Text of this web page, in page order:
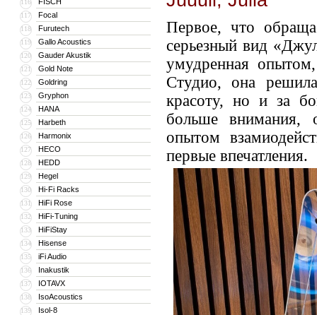
116
117 Focal
118 Furutech
119 Gallo Acoustics
120 Gauder Akustik
121 Gold Note
122 Goldring
123 Gryphon
124 HANA
125 Harbeth
126 Harmonix
127 HECO
128 HEDD
129 Hegel
130 Hi-Fi Racks
131 HiFi Rose
132 HiFi-Tuning
133 HiFiStay
134 Hisense
135 iFi Audio
136 Inakustik
137 IOTAVX
138 IsoAcoustics
139 Isol-8
Первое, что
серьезный вид
умудренная
Студио, она
красоту, но и за
больше внимания,
опытом
первые впечатления.